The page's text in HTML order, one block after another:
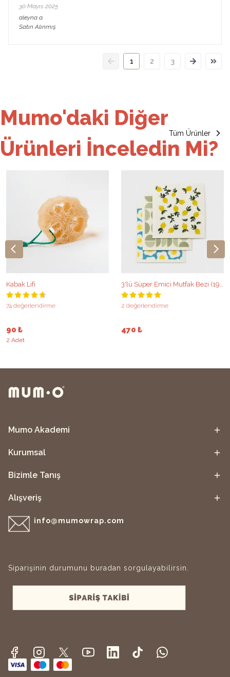
30 Mayıs 2025
aleyna a.
Satın Alınmış
1 2 3
Mumo'daki Diğer
Ürünleri İnceledin Mi?
Tüm Ürünler
Kabak Lifi
74 değerlendirme
90 ₺
2 Adet
3'lü Süper Emici Mutfak Bezi (19x17 cm)
2 değerlendirme
470 ₺
Mumo Akademi
Kurumsal
Bizimle Tanış
Alışveriş
info@mumowrap.com
Siparişinin durumunu buradan sorgulayabilirsin.